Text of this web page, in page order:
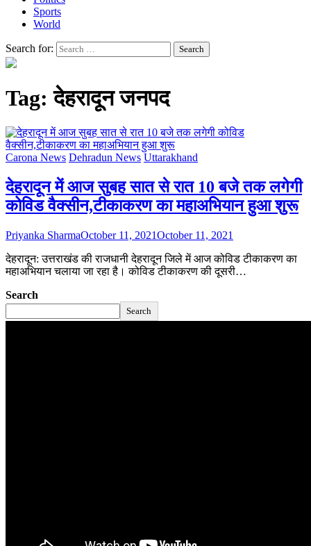
Sports
World
Search for:
Tag:देहरादून जनपद
Carona News Dehradun News Uttarakhand
देहरादून में आज सुबह सात से रात 10 बजे तक लगेगी
कोविड वैक्सीन,टीकाकरण का महाअभियान हुआ शुरू
Priyanka SharmaOctober 11, 2021October 11, 2021
देहरादून: उत्तराखंड की राजधानी देहरादून जिले में आज कोविड टीकाकरण का
महाअभियान चलाया जा रहा है। कोविड टीकाकरण की दूसरी…
Search
Search